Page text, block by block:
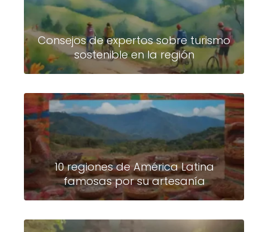
Consejos de expertos sobre turismo
sostenible en la región
10 regiones de América Latina
famosas por su artesanía